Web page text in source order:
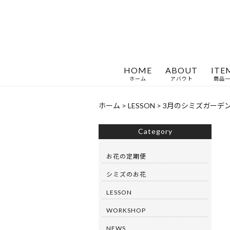
HOME
ホーム
ABOUT
アバウト 商品
ホーム > LESSON > 3月のシミズガーデ
Category
お花の定期便
シミズのお花
LESSON
WORKSHOP
NEWS